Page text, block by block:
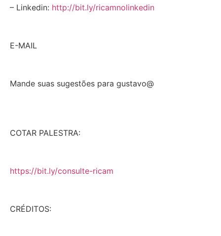
– Linkedin: http://bit.ly/ricamnolinkedin
E-MAIL
Mande suas sugestões para gustavo@
COTAR PALESTRA:
https://bit.ly/consulte-ricam
CRÉDITOS: